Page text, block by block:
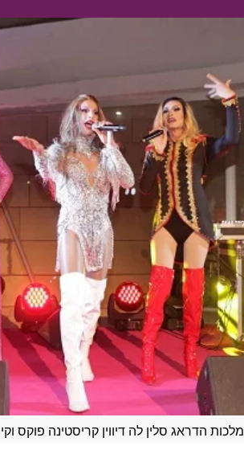
מלכות הדראג סלין לה דיווין קריסטינה פוקס